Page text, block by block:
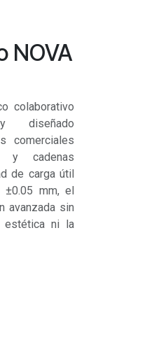
NOVA
colaborativo
diseñado
comerciales
y cadenas
de carga útil
mm, el
avanzada sin
estética ni la